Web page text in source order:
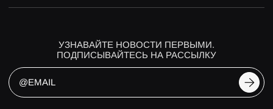
УЗНАВАЙТЕ НОВОСТИ ПЕРВЫМИ.
ПОДПИСЫВАЙТЕСЬ НА РАССЫЛКУ